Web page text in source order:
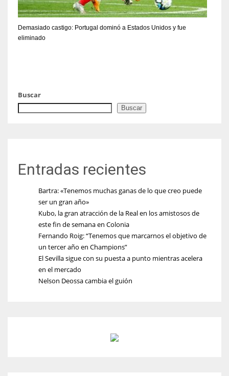
Demasiado castigo: Portugal dominó a Estados Unidos y fue
eliminado
Buscar
Buscar
Entradas recientes
Bartra: «Tenemos muchas ganas de lo que creo puede
ser un gran año»
Kubo, la gran atracción de la Real en los amistosos de
este fin de semana en Colonia
Fernando Roig: “Tenemos que marcarnos el objetivo de
un tercer año en Champions”
El Sevilla sigue con su puesta a punto mientras acelera
en el mercado
Nelson Deossa cambia el guión